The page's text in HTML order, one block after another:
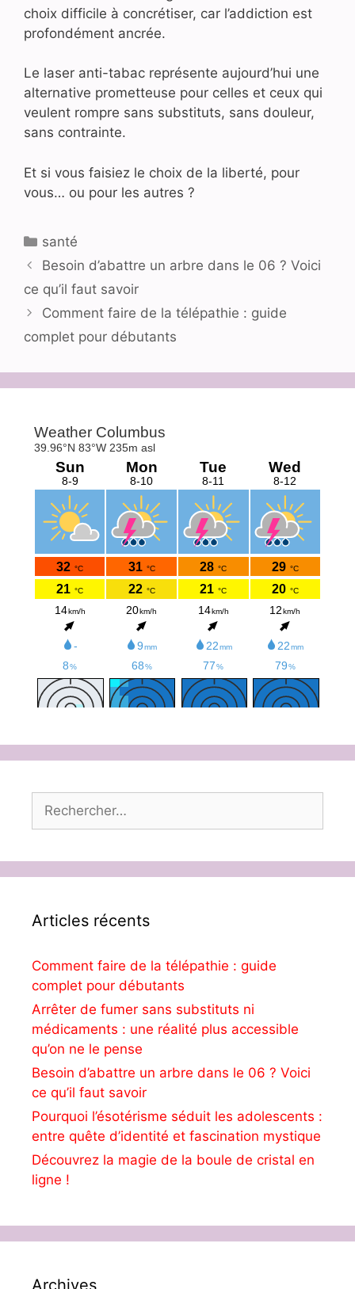
choix difficile à concrétiser, car l’addiction est
profondément ancrée.
Le laser anti-tabac représente aujourd’hui une
alternative prometteuse pour celles et ceux qui
veulent rompre sans substituts, sans douleur,
sans contrainte.
Et si vous faisiez le choix de la liberté, pour
vous… ou pour les autres ?
Catégories
santé
Besoin d’abattre un arbre dans le 06 ? Voici
ce qu’il faut savoir
Comment faire de la télépathie : guide
complet pour débutants
Articles récents
Comment faire de la télépathie : guide
complet pour débutants
Arrêter de fumer sans substituts ni
médicaments : une réalité plus accessible
qu’on ne le pense
Besoin d’abattre un arbre dans le 06 ? Voici
ce qu’il faut savoir
Pourquoi l’ésotérisme séduit les adolescents :
entre quête d’identité et fascination mystique
Découvrez la magie de la boule de cristal en
ligne !
Archives